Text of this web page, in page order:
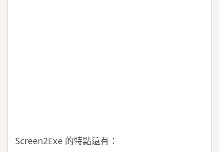
Screen2Exe 的特點還有：